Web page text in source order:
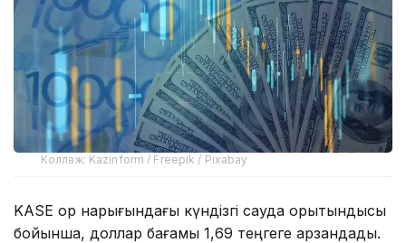
Коллаж: Kazinform / Freepik / Pixabay
KASE қор нарығындағы күндізгі сауда қорытындысы
бойынша, доллар бағамы 1,69 теңгеге арзандады.